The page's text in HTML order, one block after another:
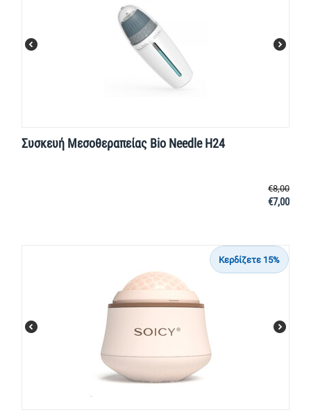
Συσκευή Μεσοθεραπείας Bio Needle H24
€8,00
€7,00
Κερδίζετε 15%